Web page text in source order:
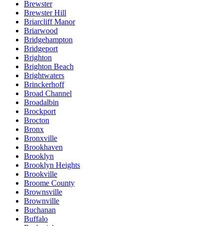
Brewster
Brewster Hill
Briarcliff Manor
Briarwood
Bridgehampton
Bridgeport
Brighton
Brighton Beach
Brightwaters
Brinckerhoff
Broad Channel
Broadalbin
Brockport
Brocton
Bronx
Bronxville
Brookhaven
Brooklyn
Brooklyn Heights
Brookville
Broome County
Brownsville
Brownville
Buchanan
Buffalo